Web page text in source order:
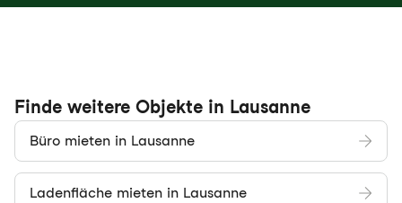
Finde weitere Objekte in Lausanne
Büro mieten in Lausanne
Ladenfläche mieten in Lausanne